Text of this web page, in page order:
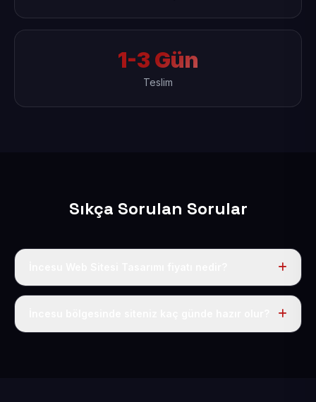
1-3 Gün
Teslim
Sıkça Sorulan Sorular
Tek fiyat uygulanır: yıllık 50 USD + KDV. Bu bedele alan